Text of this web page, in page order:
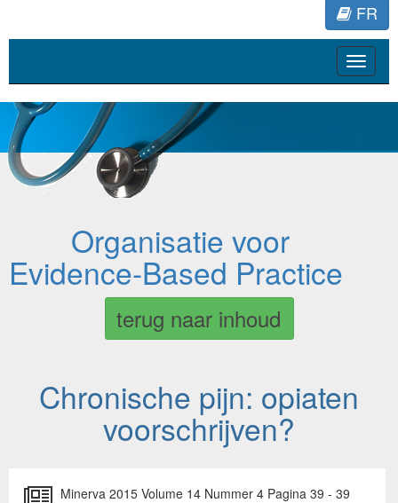
FR
Toggle
Organisatie voor
Evidence-Based Practice
terug naar inhoud
Chronische pijn: opiaten
voorschrijven?
Minerva 2015 Volume 14 Nummer 4 Pagina 39 - 39